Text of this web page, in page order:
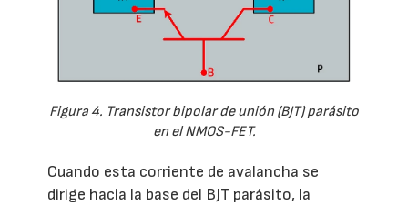
Figura 4. Transistor bipolar de unión (BJT) parásito
en el NMOS-FET.
Cuando esta corriente de avalancha se
dirige hacia la base del BJT parásito, la